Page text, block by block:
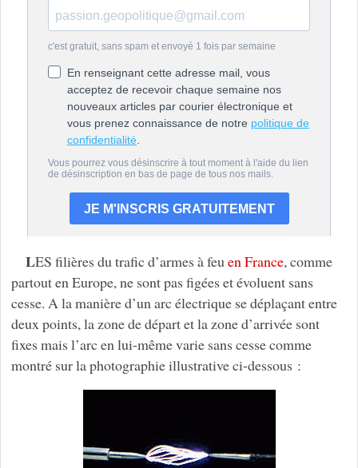
LES filières du trafic d’armes à feu en France, comme
partout en Europe, ne sont pas figées et évoluent sans
cesse. A la manière d’un arc électrique se déplaçant entre
deux points, la zone de départ et la zone d’arrivée sont
fixes mais l’arc en lui-même varie sans cesse comme
montré sur la photographie illustrative ci-dessous :